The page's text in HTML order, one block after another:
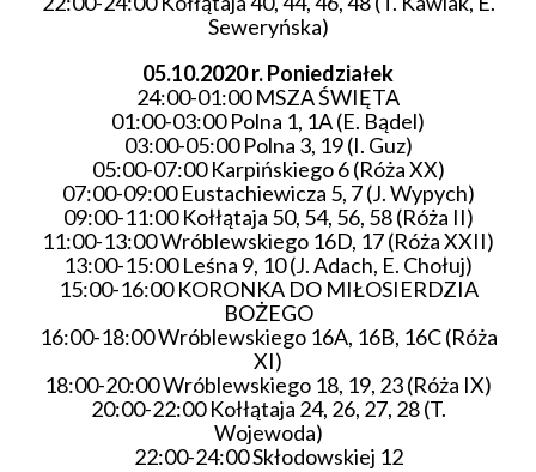
Seweryńska)
05.10.2020 r.Poniedziałek
24:00-01:00 MSZA ŚWIĘTA
01:00-03:00 Polna 1, 1A (E. Bądel)
03:00-05:00 Polna 3, 19 (I. Guz)
05:00-07:00 Karpińskiego 6 (Róża XX)
07:00-09:00 Eustachiewicza 5, 7 (J. Wypych)
09:00-11:00 Kołłątaja 50, 54, 56, 58 (Róża II)
11:00-13:00 Wróblewskiego 16D, 17 (Róża XXII)
13:00-15:00 Leśna 9, 10 (J. Adach, E. Chołuj)
15:00-16:00 KORONKA DO MIŁOSIERDZIA
BOŻEGO
16:00-18:00 Wróblewskiego 16A, 16B, 16C (Róża
XI)
18:00-20:00 Wróblewskiego 18, 19, 23 (Róża IX)
20:00-22:00 Kołłątaja 24, 26, 27, 28 (T.
Wojewoda)
22:00-24:00 Skłodowskiej 12